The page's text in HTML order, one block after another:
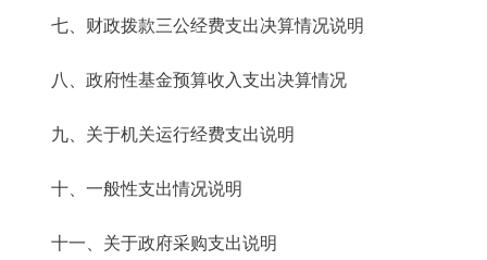
七、财政拨款三公经费支出决算情况说明
八、政府性基金预算收入支出决算情况
九、关于机关运行经费支出说明
十、一般性支出情况说明
十一、关于政府采购支出说明